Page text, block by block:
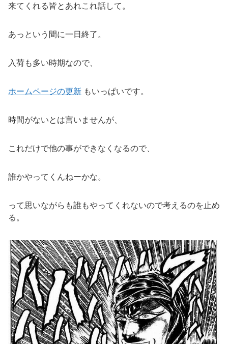
来てくれる皆とあれこれ話して。
あっという間に一日終了。
入荷も多い時期なので、
ホームページの更新 もいっぱいです。
時間がないとは言いませんが、
これだけで他の事ができなくなるので、
誰かやってくんねーかな。
って思いながらも誰もやってくれないので考えるのを止め
る。